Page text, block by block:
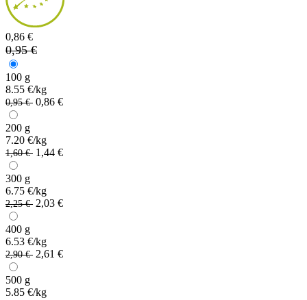
0,86 €
0,95 €
100 g
8.55 €/kg
0,95 € 0,86 €
200 g
7.20 €/kg
1,60 € 1,44 €
300 g
6.75 €/kg
2,25 € 2,03 €
400 g
6.53 €/kg
2,90 € 2,61 €
500 g
5.85 €/kg